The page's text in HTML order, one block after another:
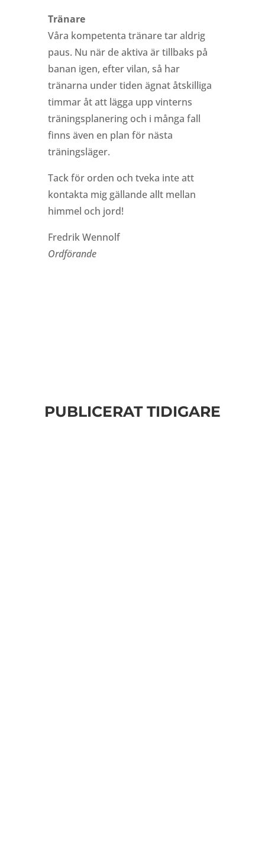
Tränare
Våra kompetenta tränare tar aldrig
paus. Nu när de aktiva är tillbaks på
banan igen, efter vilan, så har
tränarna under tiden ägnat åtskilliga
timmar åt att lägga upp vinterns
träningsplanering och i många fall
finns även en plan för nästa
träningsläger.
Tack för orden och tveka inte att
kontakta mig gällande allt mellan
himmel och jord!
Fredrik Wennolf
Ordförande
PUBLICERAT TIDIGARE